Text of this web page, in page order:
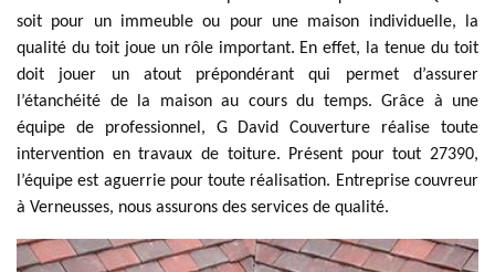
soit pour un immeuble ou pour une maison individuelle, la
qualité du toit joue un rôle important. En effet, la tenue du toit
doit jouer un atout prépondérant qui permet d’assurer
l’étanchéité de la maison au cours du temps. Grâce à une
équipe de professionnel, G David Couverture réalise toute
intervention en travaux de toiture. Présent pour tout 27390,
l’équipe est aguerrie pour toute réalisation. Entreprise couvreur
à Verneusses, nous assurons des services de qualité.